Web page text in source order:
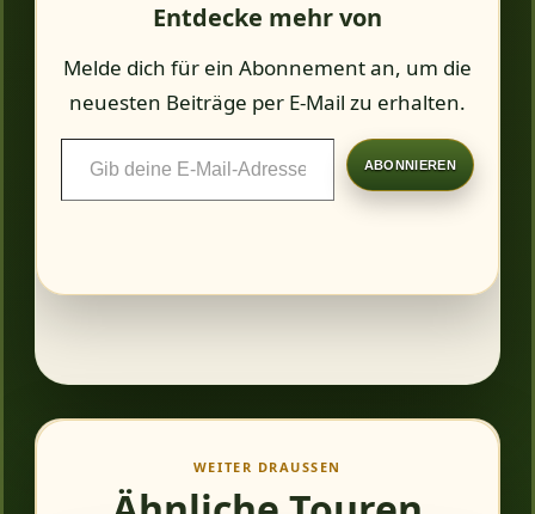
Entdecke mehr von
Melde dich für ein Abonnement an, um die
neuesten Beiträge per E-Mail zu erhalten.
Adresse
ABONNIEREN
WEITER DRAUSSEN